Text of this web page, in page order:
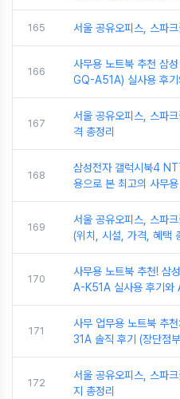
165 서울 공유오피스, 스파
166
사무용 노트북 추천 삼
GQ-A51A) 실사용 후기
167
서울 공유오피스, 스파
격 총정리
168
삼성전자 갤럭시북4
용으로 본 최고의 사무
169
서울 공유오피스, 스파
(위치, 시설, 가격, 혜택
170
사무용 노트북 추천!
A-K51A 실사용 후기와
171
사무 업무용 노트북 추
31A 솔직 후기 (장단점
172
서울 공유오피스, 스파
지 총정리